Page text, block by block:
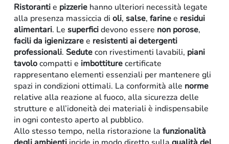
Ristorantie pizzeriehanno ulteriori necessità legate
alla presenza massiccia di oli, salse, farinee residui
alimentari. Le superficidevono essere non porose,
facili da igienizzaree resistenti ai detergenti
professionali. Sedutecon rivestimenti lavabili, piani
tavolocompatti e imbottiturecertificate
rappresentano elementi essenziali per mantenere gli
spazi in condizioni ottimali. La conformità alle norme
relative alla reazione al fuoco, alla sicurezza delle
strutture e all’idoneità dei materiali è indispensabile
in ogni contesto aperto al pubblico.
Allo stesso tempo, nella ristorazione la funzionalità